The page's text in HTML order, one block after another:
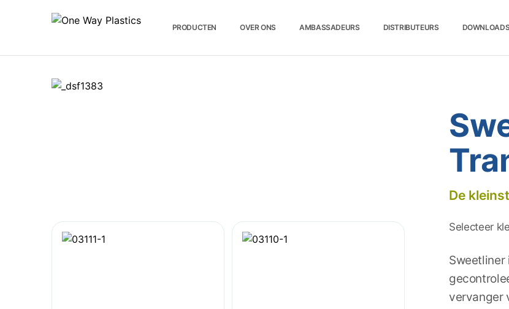
PRODUCTEN OVER ONS AMBASSADEURS DISTRIBUTEURS
De
Selecteer
Sweetliner
vervanger